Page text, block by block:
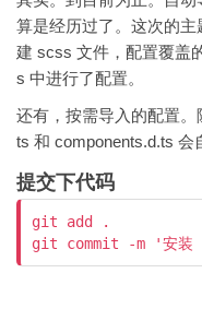
算是经历过了。这次的主
建 scss 文件，配置覆盖
s 中进行了配置。
还有，按需导入的配置
ts 和 components.d.ts 会
提交下代码
git add .
git commit -m '安装